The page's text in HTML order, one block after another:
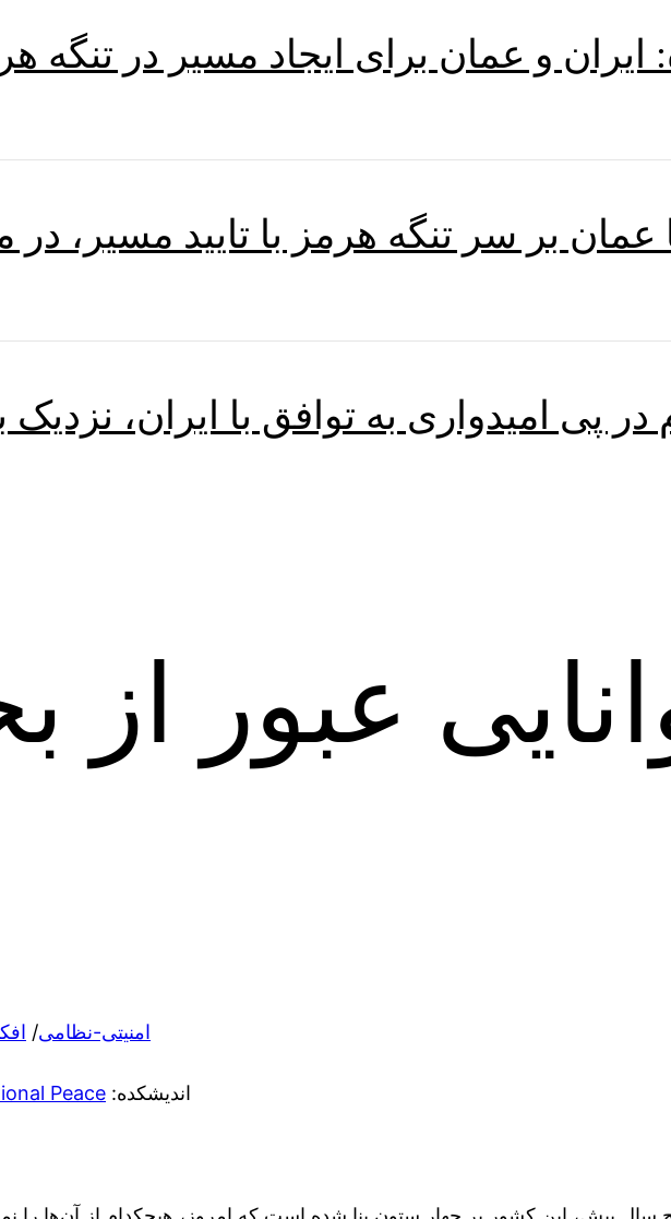
ایران و عمان برای ایجاد مسیر در تنگه
پی امیدواری به توافق با ایران، نزدیک
عبور از
امنیتی-نظامی/
Peace :اندیشکده